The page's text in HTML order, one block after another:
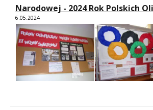
Narodowej - 2024 Rok Polskich
6.05.2024